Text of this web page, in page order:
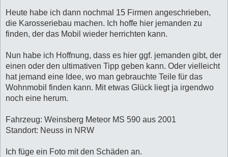
Heute habe ich dann nochmal 15 Firmen angeschrieben,
die Karosseriebau machen. Ich hoffe hier jemanden zu
finden, der das Mobil wieder herrichten kann.
Nun habe ich Hoffnung, dass es hier ggf. jemanden gibt, der
einen oder den ultimativen Tipp geben kann. Oder vielleicht
hat jemand eine Idee, wo man gebrauchte Teile für das
Wohnmobil finden kann. Mit etwas Glück liegt ja irgendwo
noch eine herum.
Fahrzeug: Weinsberg Meteor MS 590 aus 2001
Standort: Neuss in NRW
Ich füge ein Foto mit den Schäden an.